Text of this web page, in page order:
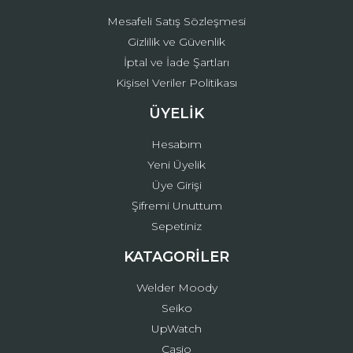
Mesafeli Satış Sözleşmesi
Gizlilik ve Güvenlik
İptal ve İade Şartları
Kişisel Veriler Politikası
ÜYELİK
Hesabım
Yeni Üyelik
Üye Girişi
Şifremi Unuttum
Sepetiniz
KATAGORİLER
Welder Moody
Seiko
UpWatch
Casio